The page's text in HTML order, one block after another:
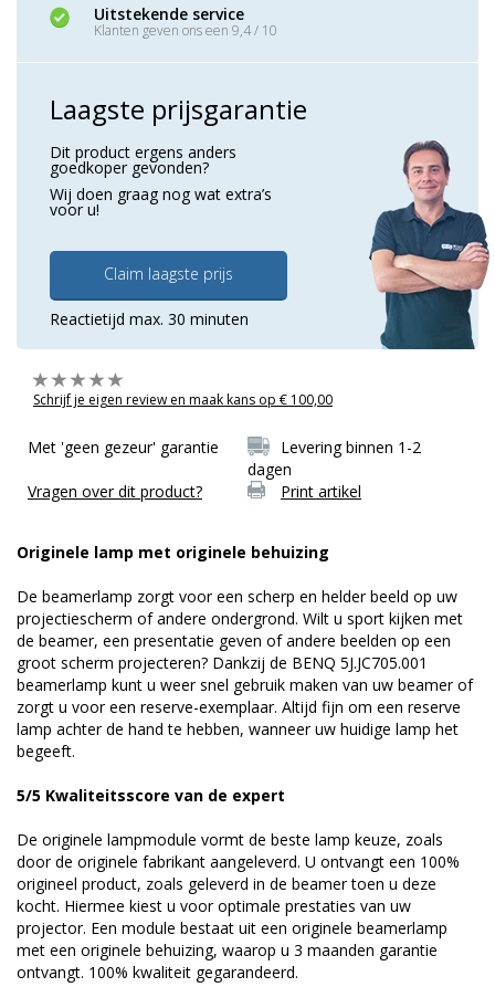
Uitstekende service
Klanten geven ons een 9,4 / 10
Laagste prijsgarantie
Dit product ergens anders
goedkoper gevonden?
Wij doen graag nog wat extra’s
voor u!
Claim laagste prijs
Reactietijd max. 30 minuten
Schrijf je eigen review en maak kans op € 100,00
Met 'geen gezeur' garantie
Levering binnen 1-2
dagen
Vragen over dit product?
Print artikel
Originele lamp met originele behuizing
De beamerlamp zorgt voor een scherp en helder beeld op uw
projectiescherm of andere ondergrond. Wilt u sport kijken met
de beamer, een presentatie geven of andere beelden op een
groot scherm projecteren? Dankzij de BENQ 5J.JC705.001
beamerlamp kunt u weer snel gebruik maken van uw beamer of
zorgt u voor een reserve-exemplaar. Altijd fijn om een reserve
lamp achter de hand te hebben, wanneer uw huidige lamp het
begeeft.
5/5 Kwaliteitsscore van de expert
De originele lampmodule vormt de beste lamp keuze, zoals
door de originele fabrikant aangeleverd. U ontvangt een 100%
origineel product, zoals geleverd in de beamer toen u deze
kocht. Hiermee kiest u voor optimale prestaties van uw
projector. Een module bestaat uit een originele beamerlamp
met een originele behuizing, waarop u 3 maanden garantie
ontvangt. 100% kwaliteit gegarandeerd.